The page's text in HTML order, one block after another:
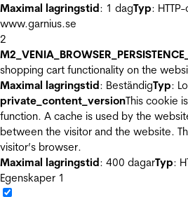
Maximal lagringstid: 1 dagTyp:
www.garnius.se
2
shopping cart functionality on the
Maximal lagringstid: BeständigTyp:
private_content_versionThis cookie
function. A cache is used by the
between the visitor and the website.
visitor’s browser.
Maximal lagringstid: 400 dagarTyp:
Egenskaper 1